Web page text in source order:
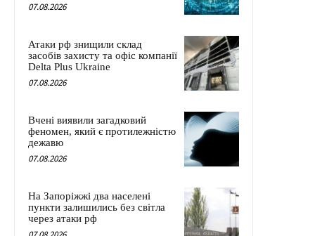
07.08.2026
Атаки рф знищили склад
засобів захисту та офіс компанії
Delta Plus Ukraine
07.08.2026
Вчені виявили загадковий
феномен, який є протилежністю
дежавю
07.08.2026
На Запоріжжі два населені
пункти залишились без світла
через атаки рф